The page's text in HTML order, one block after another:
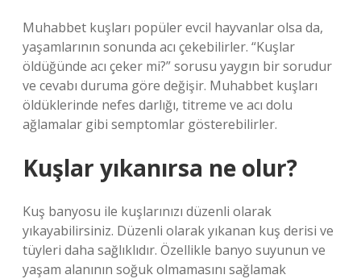
Muhabbet kuşları popüler evcil hayvanlar olsa da,
yaşamlarının sonunda acı çekebilirler. “Kuşlar
öldüğünde acı çeker mi?” sorusu yaygın bir sorudur
ve cevabı duruma göre değişir. Muhabbet kuşları
öldüklerinde nefes darlığı, titreme ve acı dolu
ağlamalar gibi semptomlar gösterebilirler.
Kuşlar yıkanırsa ne olur?
Kuş banyosu ile kuşlarınızı düzenli olarak
yıkayabilirsiniz. Düzenli olarak yıkanan kuş derisi ve
tüyleri daha sağlıklıdır. Özellikle banyo suyunun ve
yaşam alanının soğuk olmamasını sağlamak